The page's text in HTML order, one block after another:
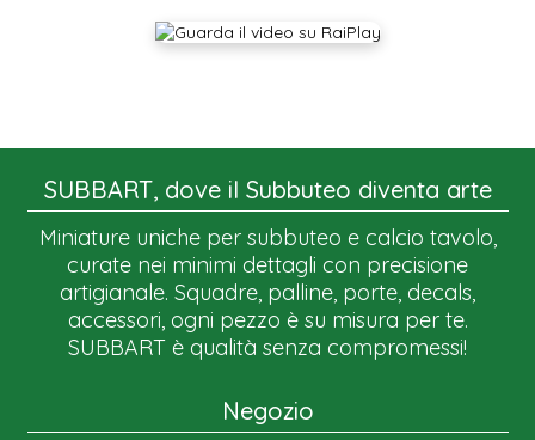
SUBBART, dove il Subbuteo diventa arte
Miniature uniche per subbuteo e calcio tavolo,
curate nei minimi dettagli con precisione
artigianale. Squadre, palline, porte, decals,
accessori, ogni pezzo è su misura per te.
SUBBART è qualità senza compromessi!
Negozio